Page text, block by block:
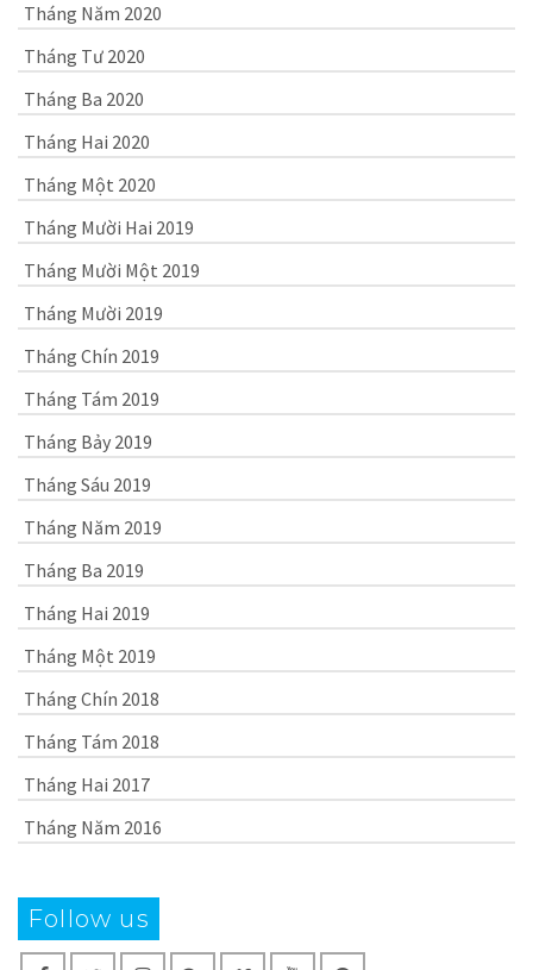
Tháng Năm 2020
Tháng Tư 2020
Tháng Ba 2020
Tháng Hai 2020
Tháng Một 2020
Tháng Mười Hai 2019
Tháng Mười Một 2019
Tháng Mười 2019
Tháng Chín 2019
Tháng Tám 2019
Tháng Bảy 2019
Tháng Sáu 2019
Tháng Năm 2019
Tháng Ba 2019
Tháng Hai 2019
Tháng Một 2019
Tháng Chín 2018
Tháng Tám 2018
Tháng Hai 2017
Tháng Năm 2016
Follow us